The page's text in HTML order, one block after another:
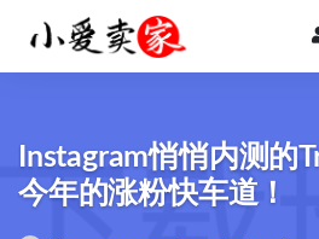
Instagram悄悄内测的
今年的涨粉快车道！